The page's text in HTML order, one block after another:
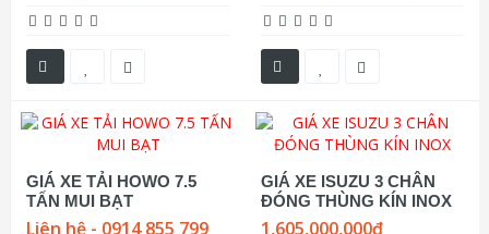
GIÁ XE TẢI HOWO 7.5
TẤN MUI BẠT
Liên hệ - 0914 855 799
GIÁ XE ISUZU 3 CHÂN
ĐÓNG THÙNG KÍN INOX
1,605,000,000đ